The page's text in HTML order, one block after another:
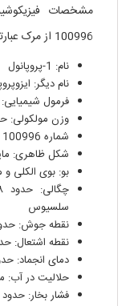
100996 از مرک عبارتند از:
نام: 1-پروپانول
نام دیگر:
فرمول شیمیایی: C₃H₈O
وزن مولکولی: حدود ۶۰٫۱۱
شماره CAS: 100996- سه تایی
شکل ظاهری:
بو: بوی الکلی و
سلسیوس
نقطه جوش: حدود ۸۲٫۶ درجهٔ
نقطه اشتعال: حدود ۱۱٫۷ درجهٔ
دمای انجماد: حدود -۸۸٫۵
حلالیت در آب:
فشار بخار: حدود ۵٫۱ میلیمتر جیوه در ۲۰ درجهٔ سلسیوس